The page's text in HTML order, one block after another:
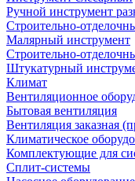
Ручной инструмент
Строительно-
Малярный инструмент
Строительно-
Штукатурный
Климат
Вентиляционное
Бытовая вентиляция
Вентиляция заказная
Климатическое
Комплектующие для
Сплит-системы